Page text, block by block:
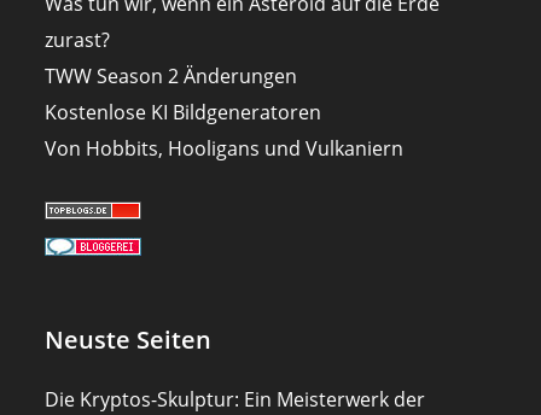
zurast?
TWW Season 2 Änderungen
Kostenlose KI Bildgeneratoren
Von Hobbits, Hooligans und Vulkaniern
Neuste Seiten
Die Kryptos-Skulptur: Ein Meisterwerk der